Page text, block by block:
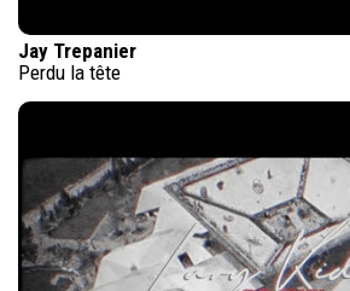
Jay Trepanier
Perdu la tête